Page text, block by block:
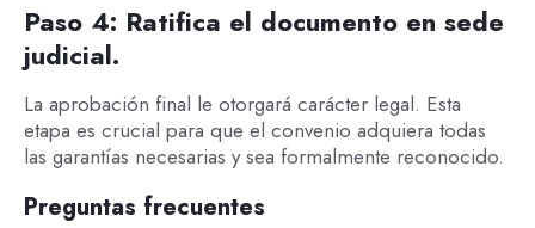
Paso 4: Ratifica el documento en sede
judicial.
La aprobación final le otorgará carácter legal. Esta
etapa es crucial para que el convenio adquiera todas
las garantías necesarias y sea formalmente reconocido.
Preguntas frecuentes